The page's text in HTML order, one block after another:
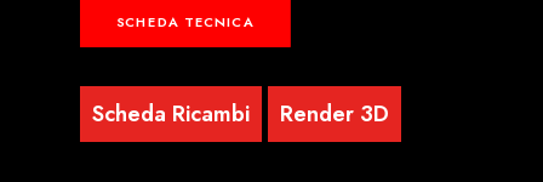
SCHEDA TECNICA
Scheda Ricambi Render 3D